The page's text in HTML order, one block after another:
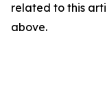
related to this
above.